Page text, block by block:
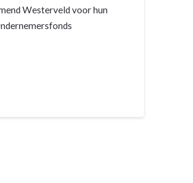
Westerveld voor hun